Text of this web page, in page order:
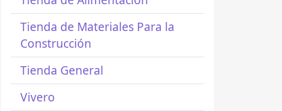
Tienda de Materiales Para la
Construcción
Tienda General
Vivero